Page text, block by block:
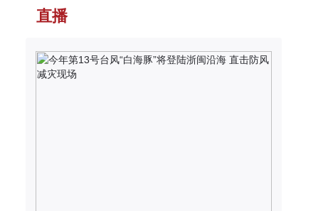
直播